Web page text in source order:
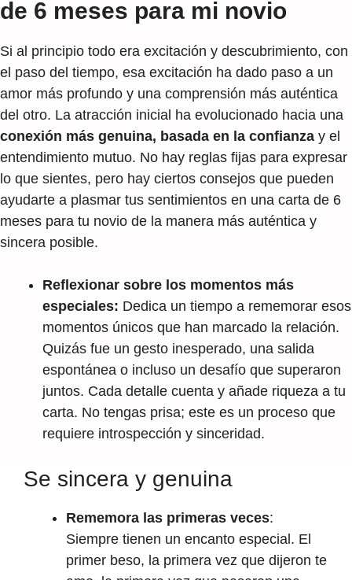
de 6 meses para mi novio
Si al principio todo era excitación y descubrimiento, con
el paso del tiempo, esa excitación ha dado paso a un
amor más profundo y una comprensión más auténtica
del otro. La atracción inicial ha evolucionado hacia una
conexión más genuina, basada en la confianza y el
entendimiento mutuo. No hay reglas fijas para expresar
lo que sientes, pero hay ciertos consejos que pueden
ayudarte a plasmar tus sentimientos en una carta de 6
meses para tu novio de la manera más auténtica y
sincera posible.
Reflexionar sobre los momentos más
especiales: Dedica un tiempo a rememorar esos
momentos únicos que han marcado la relación.
Quizás fue un gesto inesperado, una salida
espontánea o incluso un desafío que superaron
juntos. Cada detalle cuenta y añade riqueza a tu
carta. No tengas prisa; este es un proceso que
requiere introspección y sinceridad.
Se sincera y genuina
Rememora las primeras veces:
Siempre tienen un encanto especial. El
primer beso, la primera vez que dijeron te